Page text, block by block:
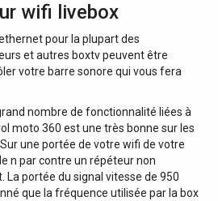
wifi livebox
pour la plupart des
et autres boxtv peuvent être
votre barre sonore qui vous fera
nombre de fonctionnalité liées à
moto 360 est une très bonne sur les
une portée de votre wifi de votre
n par contre un répéteur non
La portée du signal vitesse de 950
que la fréquence utilisée par la box